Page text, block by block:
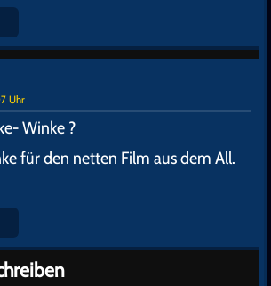
Uhr
Winke ?
für den netten Film aus dem All.